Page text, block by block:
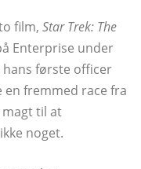
film, Star Trek: The
Enterprise under
hans første officer
en fremmed race fra
til at
noget.